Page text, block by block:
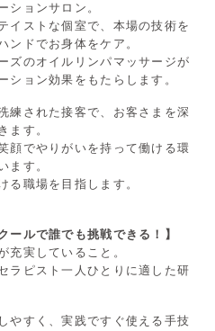
ションサロン。
イストな個室で、本場の技術を
ンドでお身体をケア。
ズのオイルリンパマッサージが
ション効果をもたらします。
練された接客で、お客さまを深
ます。
顔でやりがいを持って働ける環
ます。
る職場を目指します。
ールで誰でも挑戦できる！】
充実していること。
ラピスト一人ひとりに適した研
やすく、実践ですぐ使える手技